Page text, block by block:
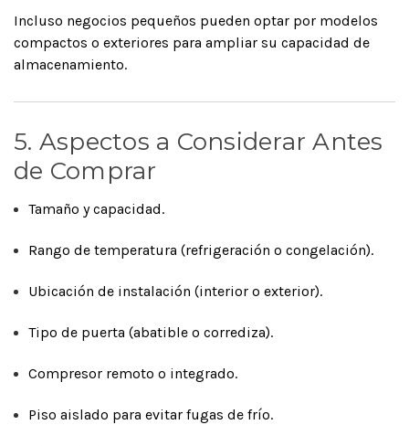
Incluso negocios pequeños pueden optar por modelos
compactos o exteriores para ampliar su capacidad de
almacenamiento.
5. Aspectos a Considerar Antes
de Comprar
Tamaño y capacidad.
Rango de temperatura (refrigeración o congelación).
Ubicación de instalación (interior o exterior).
Tipo de puerta (abatible o corrediza).
Compresor remoto o integrado.
Piso aislado para evitar fugas de frío.